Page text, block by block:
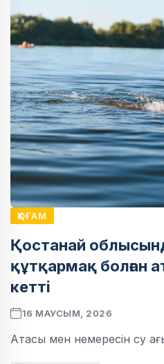
ҚОҒАМ
Қостанай
құтқармақ болған
кетті
16 МАУСЫМ, 2026
Атасы мен немересін су